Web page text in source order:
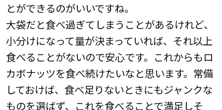
とができるのがいいですね。
大袋だと食べ過ぎてしまうことがあるけれど、
小分けになって量が決まっていれば、それ以上
食べることがないので安心です。これからもロ
カボナッツを食べ続けたいなと思います。常備
しておけば、食べ足りないときにもジャンクな
ものを選ばず、これを食べることで満足しそ